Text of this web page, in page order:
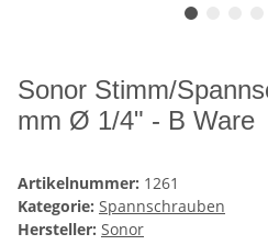
Sonor Stimm/
mm Ø 1/4" - B Ware
Artikelnummer: 1261
Kategorie: Spannschrauben
Hersteller: Sonor